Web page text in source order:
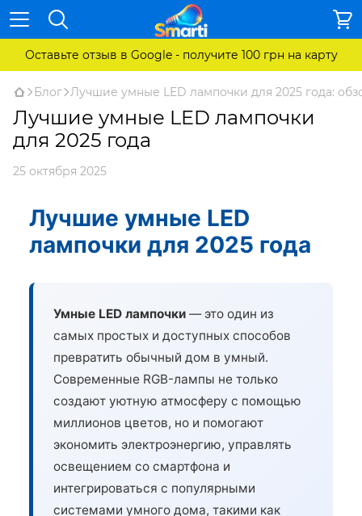
Оставьте отзыв в Google - получите 100 грн на карту
Блог Лучшие умные LED лампочки для 2025 года:
Лучшие умные LED лампочки
для 2025 года
25 октября 2025
Лучшие умные LED
лампочки для 2025 года
Умные LED лампочки — это один из
самых простых и доступных способов
превратить обычный дом в умный.
Современные RGB-лампы не только
создают уютную атмосферу с помощью
миллионов цветов, но и помогают
экономить электроэнергию, управлять
освещением со смартфона и
интегрироваться с популярными
системами умного дома, такими как